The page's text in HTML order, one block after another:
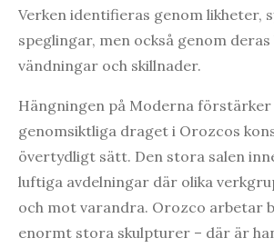
Verken identifieras genom likheter,
speglingar, men också genom
vändningar och skillnader.
Hängningen på Moderna
genomsiktliga draget i Orozcos
övertydligt sätt. Den stora salen
luftiga avdelningar där olika
och mot varandra. Orozco arbetar
enormt stora skulpturer – där är